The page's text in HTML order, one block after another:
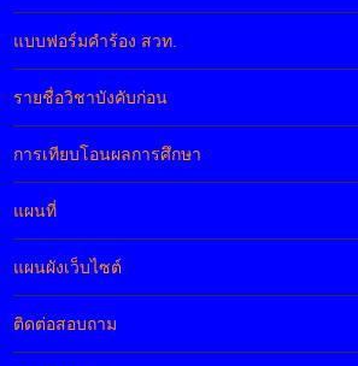
แบบฟอร์มคำร้อง สวท.
รายชื่อวิชาบังคับก่อน
การเทียบโอนผลการศึกษา
แผนที่
แผนผังเว็บไซต์
ติดต่อสอบถาม